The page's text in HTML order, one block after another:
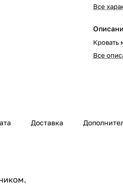
Все
Кровать
Все
Доставка